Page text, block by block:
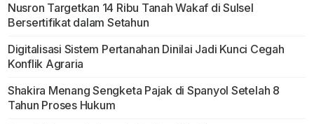
Nusron Targetkan 14 Ribu Tanah Wakaf di Sulsel
Bersertifikat dalam Setahun
Digitalisasi Sistem Pertanahan Dinilai Jadi Kunci Cegah
Konflik Agraria
Shakira Menang Sengketa Pajak di Spanyol Setelah 8
Tahun Proses Hukum